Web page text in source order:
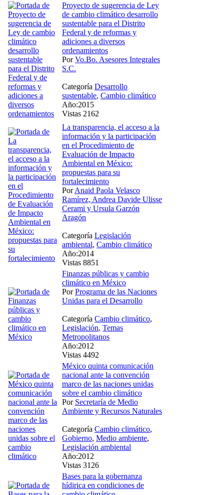
Proyecto de sugerencia de Ley
de cambio climático desarrollo
sustentable para el Distrito
Federal y de reformas y
adiciones a diversos
ordenamientos
PorVo.Bo. Asesores Integrales
S.C.
Categoría Desarrollo
sustentable, Cambio climático
Año:2015
Vistas 2162
La transparencia, el acceso a la
información y la participación
en el Procedimiento de
Evaluación de Impacto
Ambiental en México:
propuestas para su
fortalecimiento
PorAnaid Paola Velasco
Ramírez, Andrea Davide Ulisse
Cerami y Ursula Garzón
Aragón
Categoría Legislación
ambiental, Cambio climático
Año:2014
Vistas 8851
Finanzas públicas y cambio
climático en México
PorPrograma de las Naciones
Unidas para el Desarrollo
Categoría Cambio climático,
Legislación, Temas
Metropolitanos
Año:2012
Vistas 4492
México quinta comunicación
nacional ante la convención
marco de las naciones unidas
sobre el cambio climático
Por Secretaría de Medio
Ambiente y Recursos Naturales
Categoría Cambio climático,
Gobierno, Medio ambiente,
Legislación ambiental
Año:2012
Vistas 3126
Bases para la gobernanza
hídirica en condiciones de